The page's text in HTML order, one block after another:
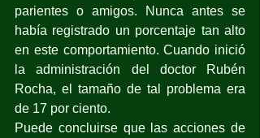
parientes o amigos. Nunca antes se
había registrado un porcentaje tan alto
en este comportamiento. Cuando inició
la administración del doctor Rubén
Rocha, el tamaño de tal problema era
de 17 por ciento.
Puede concluirse que las acciones de